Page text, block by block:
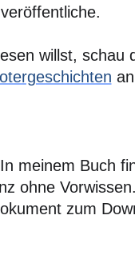
willst, schau
meinem Buch
ohne Vorwissen.
zum